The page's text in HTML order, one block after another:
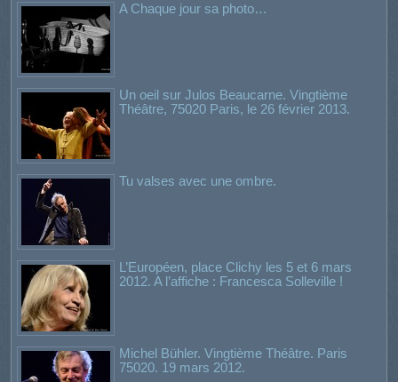
A Chaque jour sa photo…
Un oeil sur Julos Beaucarne. Vingtième
Théâtre, 75020 Paris, le 26 février 2013.
Tu valses avec une ombre.
L’Européen, place Clichy les 5 et 6 mars
2012. A l’affiche : Francesca Solleville !
Michel Bühler. Vingtième Théâtre. Paris
75020. 19 mars 2012.